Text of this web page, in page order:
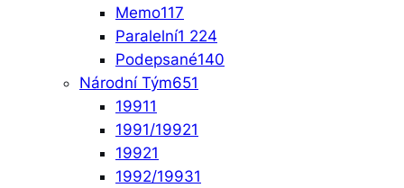
Memo117
Paralelní1 224
Podepsané140
Národní Tým651
19911
1991/19921
19921
1992/19931